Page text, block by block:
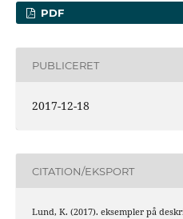
PDF
PUBLICERET
2017-12-18
CITATION/EKSPORT
Lund, K. (2017). eksempler på